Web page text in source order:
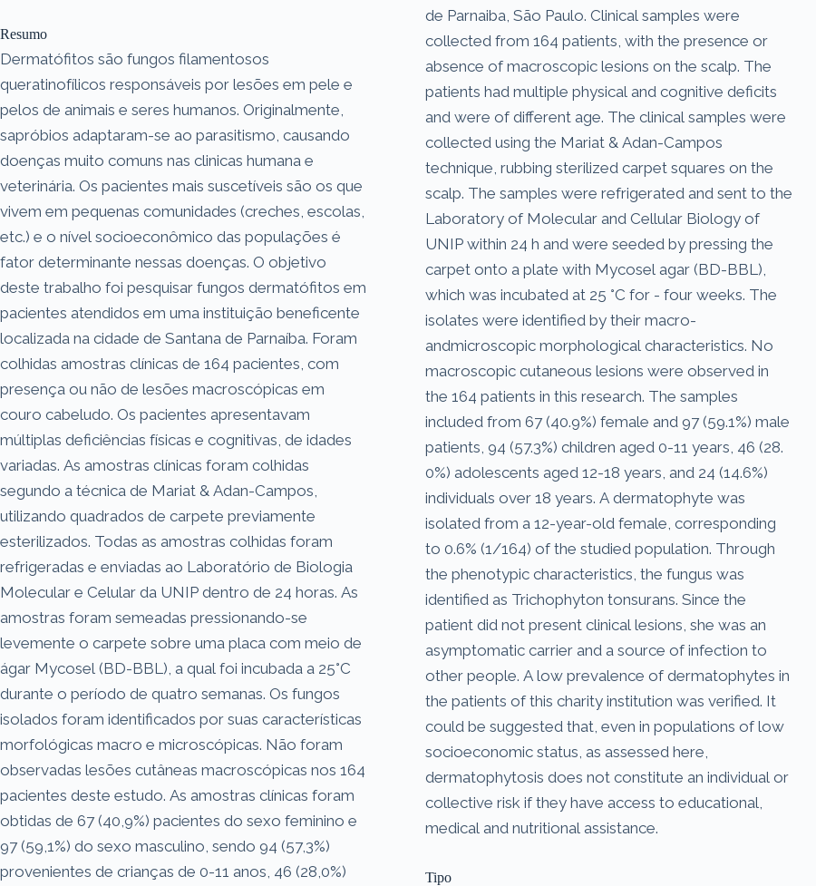
Resumo
Dermatófitos são fungos filamentosos
queratinofílicos responsáveis por lesões em pele e
pelos de animais e seres humanos. Originalmente,
sapróbios adaptaram-se ao parasitismo, causando
doenças muito comuns nas clinicas humana e
veterinária. Os pacientes mais suscetíveis são os que
vivem em pequenas comunidades (creches, escolas,
etc.) e o nível socioeconômico das populações é
fator determinante nessas doenças. O objetivo
deste trabalho foi pesquisar fungos dermatófitos em
pacientes atendidos em uma instituição beneficente
localizada na cidade de Santana de Parnaíba. Foram
colhidas amostras clínicas de 164 pacientes, com
presença ou não de lesões macroscópicas em
couro cabeludo. Os pacientes apresentavam
múltiplas deficiências físicas e cognitivas, de idades
variadas. As amostras clínicas foram colhidas
segundo a técnica de Mariat & Adan-Campos,
utilizando quadrados de carpete previamente
esterilizados. Todas as amostras colhidas foram
refrigeradas e enviadas ao Laboratório de Biologia
Molecular e Celular da UNIP dentro de 24 horas. As
amostras foram semeadas pressionando-se
levemente o carpete sobre uma placa com meio de
ágar Mycosel (BD-BBL), a qual foi incubada a 25°C
durante o período de quatro semanas. Os fungos
isolados foram identificados por suas características
morfológicas macro e microscópicas. Não foram
observadas lesões cutâneas macroscópicas nos 164
pacientes deste estudo. As amostras clínicas foram
obtidas de 67 (40,9%) pacientes do sexo feminino e
97 (59,1%) do sexo masculino, sendo 94 (57,3%)
provenientes de crianças de 0-11 anos, 46 (28,0%)
de Parnaiba, São Paulo. Clinical samples were
collected from 164 patients, with the presence or
absence of macroscopic lesions on the scalp. The
patients had multiple physical and cognitive deficits
and were of different age. The clinical samples were
collected using the Mariat & Adan-Campos
technique, rubbing sterilized carpet squares on the
scalp. The samples were refrigerated and sent to the
Laboratory of Molecular and Cellular Biology of
UNIP within 24 h and were seeded by pressing the
carpet onto a plate with Mycosel agar (BD-BBL),
which was incubated at 25 °C for - four weeks. The
isolates were identified by their macro-
andmicroscopic morphological characteristics. No
macroscopic cutaneous lesions were observed in
the 164 patients in this research. The samples
included from 67 (40.9%) female and 97 (59.1%) male
patients, 94 (57.3%) children aged 0-11 years, 46 (28.
0%) adolescents aged 12-18 years, and 24 (14.6%)
individuals over 18 years. A dermatophyte was
isolated from a 12-year-old female, corresponding
to 0.6% (1/164) of the studied population. Through
the phenotypic characteristics, the fungus was
identified as Trichophyton tonsurans. Since the
patient did not present clinical lesions, she was an
asymptomatic carrier and a source of infection to
other people. A low prevalence of dermatophytes in
the patients of this charity institution was verified. It
could be suggested that, even in populations of low
socioeconomic status, as assessed here,
dermatophytosis does not constitute an individual or
collective risk if they have access to educational,
medical and nutritional assistance.
Tipo